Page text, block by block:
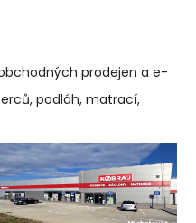
prodejen a e-
podláh, matrací,